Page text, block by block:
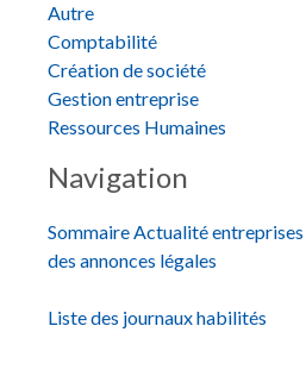
Autre
Comptabilité
Création de société
Gestion entreprise
Ressources Humaines
Navigation
Sommaire Actualité entreprises
des annonces légales
Liste des journaux habilités